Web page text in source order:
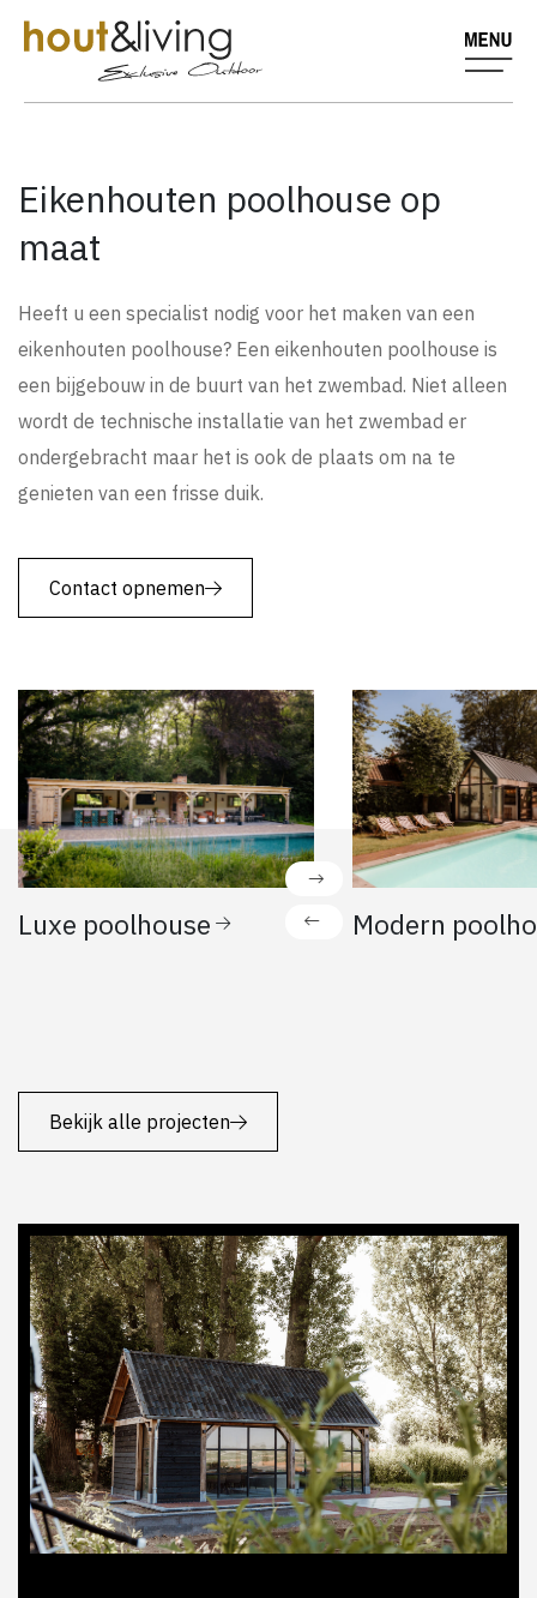
Eikenhouten poolhouse op
maat
Heeft u een specialist nodig voor het maken van een
eikenhouten poolhouse? Een eikenhouten poolhouse is
een bijgebouw in de buurt van het zwembad. Niet alleen
wordt de technische installatie van het zwembad er
ondergebracht maar het is ook de plaats om na te
genieten van een frisse duik.
Contact opnemen
Luxe poolhouse Modern
Bekijk alle projecten